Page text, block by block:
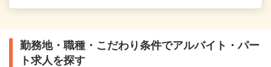
勤務地・職種・こだわり条件でアルバイト・パー
ト求人を探す